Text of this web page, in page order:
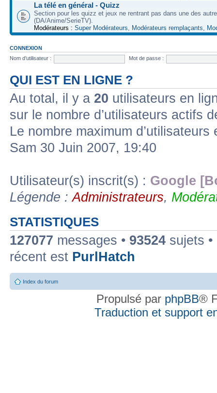
La télé en général - Quizz
Section pour les quizz et jeux ne rentrant pas dans une des
(DA/Anime/SerieTV).
Modérateurs : Super Modérateurs Modérateurs remplaçants
CONNEXION
Nom d’utilisateur :
Mot de passe :
QUI EST EN LIGNE ?
Au total, il y a 20 utilisateurs en
sur le nombre d’utilisateurs actifs
Le nombre maximum
Sam 30 Juin 2007, 19:40
Utilisateur(s) inscrit(s) : Google
Légende :Administrateurs,
STATISTIQUES
127077 messages • 93524 sujets •
récent est PurlHatch
Index du forum
Propulsé par phpBB®
Traduction et support